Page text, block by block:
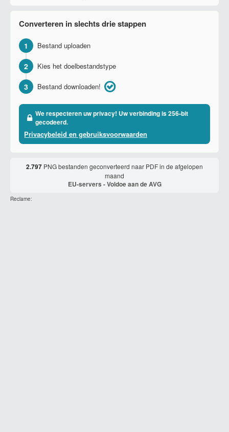
Converteren in slechts drie stappen
1 Bestand uploaden
2 Kies het doelbestandstype
3 Bestand downloaden!
We respecteren uw privacy! Uw verbinding is 256-bit
gecodeerd.
Privacybeleid en gebruiksvoorwaarden
2.797 PNG bestanden geconverteerd naar PDF in de afgelopen
maand
EU-servers - Voldoe aan de AVG
Reclame: